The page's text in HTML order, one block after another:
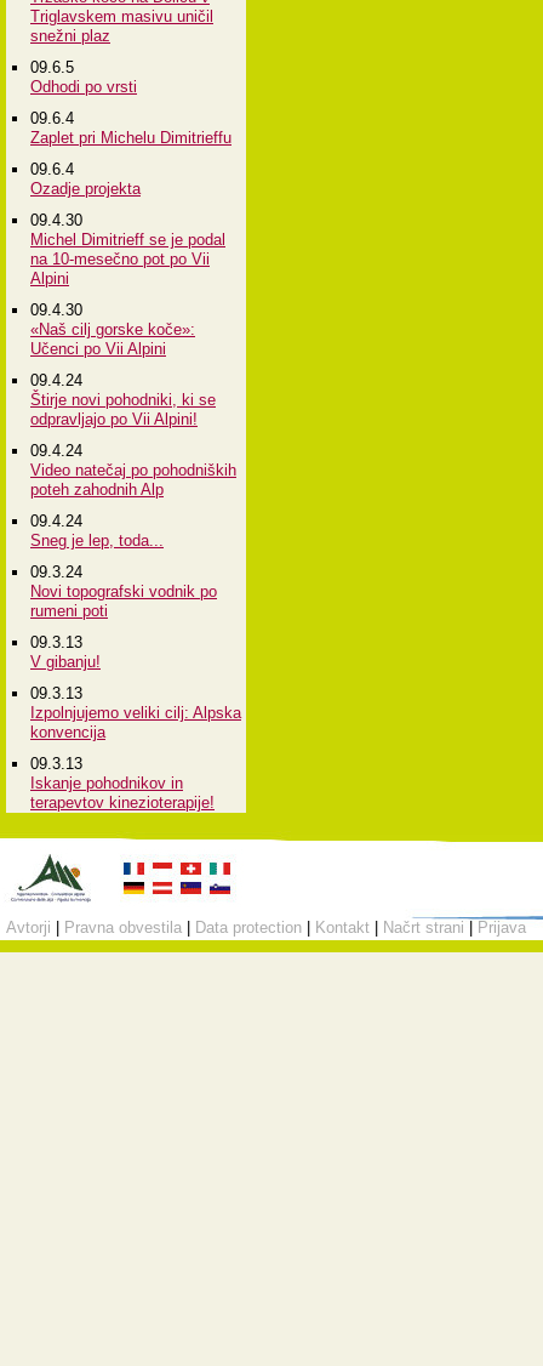
Triglavskem masivu uničil
snežni plaz
09.6.5
Odhodi po vrsti
09.6.4
Zaplet pri Michelu Dimitrieffu
09.6.4
Ozadje projekta
09.4.30
Michel Dimitrieff se je podal
na 10-mesečno pot po Vii
Alpini
09.4.30
«Naš cilj gorske koče»:
Učenci po Vii Alpini
09.4.24
Štirje novi pohodniki, ki se
odpravljajo po Vii Alpini!
09.4.24
Video natečaj po pohodniških
poteh zahodnih Alp
09.4.24
Sneg je lep, toda...
09.3.24
Novi topografski vodnik po
rumeni poti
09.3.13
V gibanju!
09.3.13
Izpolnjujemo veliki cilj: Alpska
konvencija
09.3.13
Iskanje pohodnikov in
terapevtov kinezioterapije!
Avtorji Pravna obvestila Data protection Kontakt Načrt strani Prijava